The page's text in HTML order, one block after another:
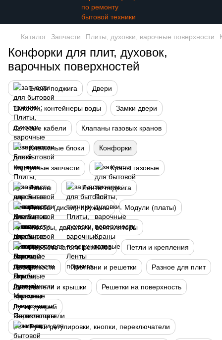
Каталог Запчасти Плиты, духовки, варочные поверхности
Конфорки для плит, духовок,
варочных поверхностей
Блоки поджига Двери
Емкости, контейнеры воды Замки двери
Сетевые кабели Клапаны газовых кранов
Клеммные блоки Конфорки
Корпусные запчасти Краны газовые
Лампы Ленты поджига
Лимбы (диски), пружины Модули (платы)
Моторы, двигатели, вентиляторы
Переключатели режимов Петли и крепления
Поверхности Противни и решетки Разное для плит
Рассекатели и крышки Решетки на поверхность
Ручки дверей
Ручки регулировки, кнопки, переключатели